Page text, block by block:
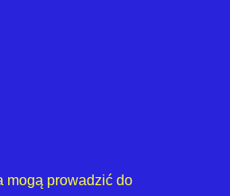
mogą prowadzić do